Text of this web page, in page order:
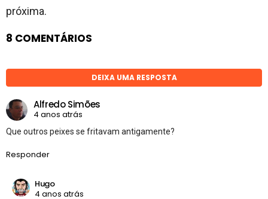
próxima.
8 COMENTÁRIOS
DEIXA UMA RESPOSTA
Alfredo Simões
4 anos atrás
Que outros peixes se fritavam antigamente?
Responder
Hugo
4 anos atrás